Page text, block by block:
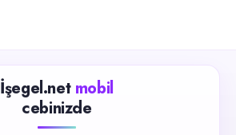
İşegel.net mobil
cebinizde